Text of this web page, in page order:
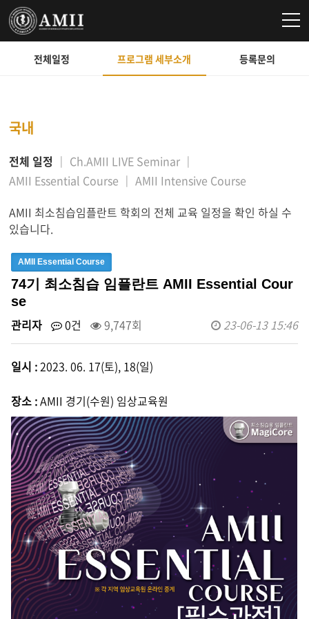
전체일정 프로그램 세부소개 등록문의
국내
전체 일정
Ch.AMII LIVE Seminar
AMII Essential Course
AMII Intensive Course
AMII 최소침습임플란트 학회의 전체 교육 일정을 확인 하실 수
있습니다.
AMII Essential Course
74기 최소침습 임플란트 AMII Essential Cour
se
관리자 0건 9,747회 23-06-13 15:46
일시 :2023. 06. 17(토), 18(일)
장소 :AMII 경기(수원) 임상교육원